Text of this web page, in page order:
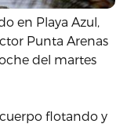
en Playa Azul,
Punta Arenas
del martes
flotando y